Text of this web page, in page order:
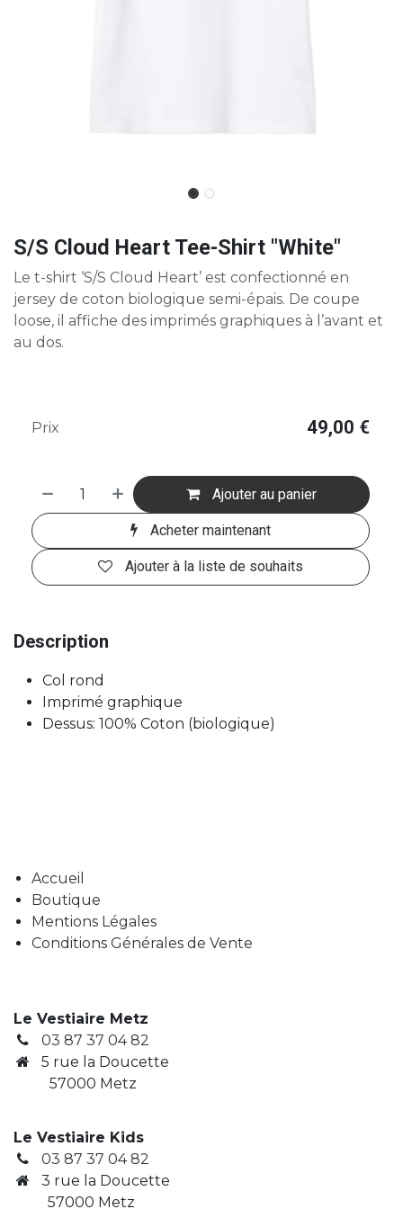
S/S Cloud Heart Tee-Shirt "White"
Le t-shirt ‘S/S Cloud Heart’ est confectionné en
jersey de coton biologique semi-épais. De coupe
loose, il affiche des imprimés graphiques à l’avant et
au dos.
Ajouter au panier
Acheter maintenant
Ajouter à la liste de souhaits
Prix 49,00 €
Description
Col rond
Imprimé graphique
Dessus: 100% Coton (biologique)
Accueil
Boutique
Mentions Légales
Conditions Générales de Vente
Le Vestiaire Metz
03 87 37 04 82
5 rue la Doucette
57000 Metz
Le Vestiaire Kids
03 87 37 04 82
3 rue la Doucette
​ 57000 Metz